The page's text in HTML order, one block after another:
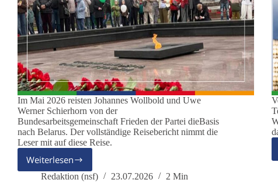
Im Mai 2026 reisten Johannes Wollbold und Uwe
Werner Schierhorn von der
Bundesarbeitsgemeinschaft Frieden der Partei dieBasis
nach Belarus. Der vollständige Reisebericht nimmt die
Leser mit auf diese Reise.
WeiterlesenFreundschaftsreise
nach
Redaktion (nsf) 23.07.2026 2 Min